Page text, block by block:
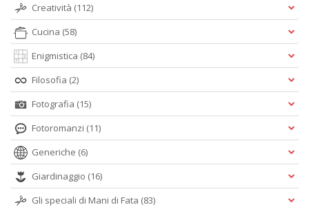
Creatività (112)
Cucina (58)
Enigmistica (84)
Filosofia (2)
Fotografia (15)
Fotoromanzi (11)
Generiche (6)
Giardinaggio (16)
Gli speciali di Mani di Fata (83)